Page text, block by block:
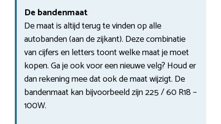
De bandenmaat
De maat is altijd terug te vinden op alle
autobanden (aan de zijkant). Deze combinatie
van cijfers en letters toont welke maat je moet
kopen. Ga je ook voor een nieuwe velg? Houd er
dan rekening mee dat ook de maat wijzigt. De
bandenmaat kan bijvoorbeeld zijn 225 / 60 R18 –
100W.